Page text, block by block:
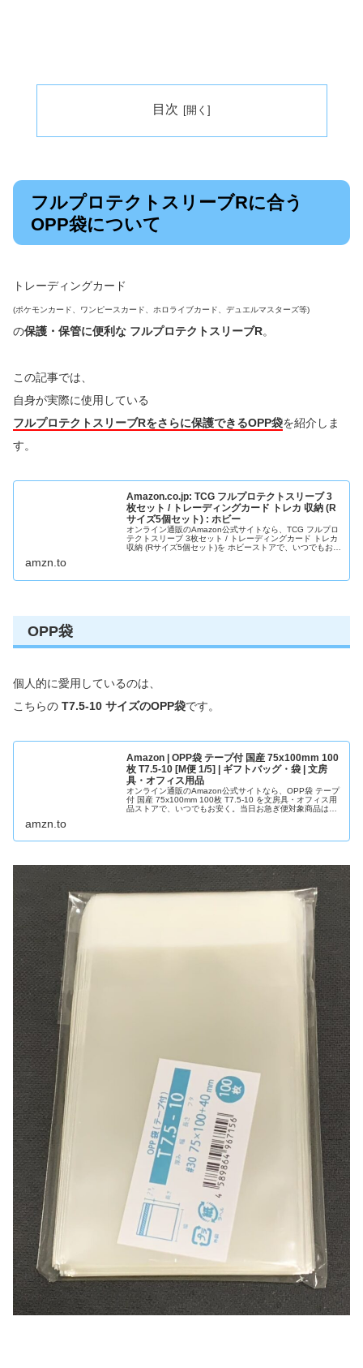
目次
フルプロテクトスリーブRに合う
OPP袋について
トレーディングカード
(ポケモンカード、ワンピースカード、ホロライブカード、デュエルマスターズ等)
の保護・保管に便利な フルプロテクトスリーブR。
この記事では、
自身が実際に使用している
フルプロテクトスリーブRをさらに保護できるOPP袋を紹介しま
す。
Amazon.co.jp: TCG フルプロテクトスリーブ 3
枚セット / トレーディングカード トレカ 収納 (R
サイズ5個セット) : ホビー
オンライン通販のAmazon公式サイトなら、TCG フルプロ
テクトスリーブ 3枚セット / トレーディングカード トレカ
収納 (Rサイズ5個セット)を ホビーストアで、いつでもお安
amzn.to
OPP袋
個人的に愛用しているのは、
こちらの T7.5-10 サイズのOPP袋です。
Amazon | OPP袋 テープ付 国産 75x100mm 100
枚 T7.5-10 [M便 1/5] | ギフトバッグ・袋 | 文房
具・オフィス用品
オンライン通販のAmazon公式サイトなら、OPP袋 テープ
付 国産 75x100mm 100枚 T7.5-10 を文房具・オフィス用
品ストアで、いつでもお安く。当日お急ぎ便対象商品は、
amzn.to